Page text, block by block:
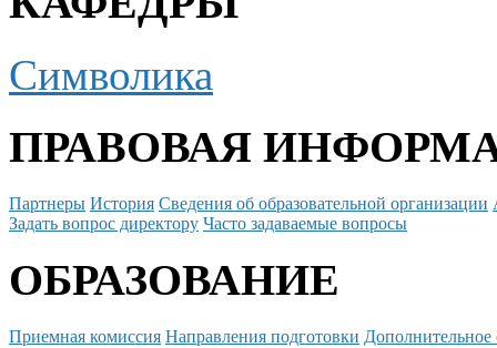
Символика
ПРАВОВАЯ
Партнеры История Сведения об образовательной организации
Задать вопрос директору Часто задаваемые вопросы
ОБРАЗОВАНИЕ
Приемная комиссия Направления подготовки Дополнительное